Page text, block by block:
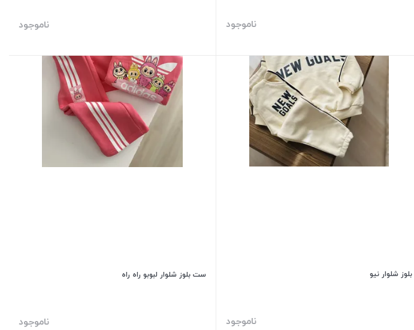
ناموجود ناموجود
بلوز شلوار نیو
ناموجود
ست بلوز شلوار لبوبو راه راه
ناموجود